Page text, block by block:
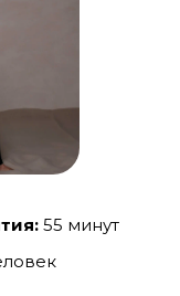
55 минут